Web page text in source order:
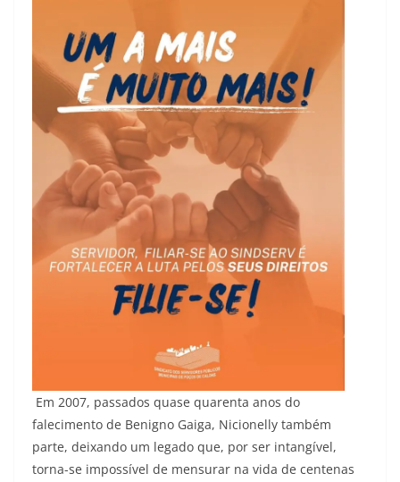
Em 2007, passados quase quarenta anos do
falecimento de Benigno Gaiga, Nicionelly também
parte, deixando um legado que, por ser intangível,
torna-se impossível de mensurar na vida de centenas